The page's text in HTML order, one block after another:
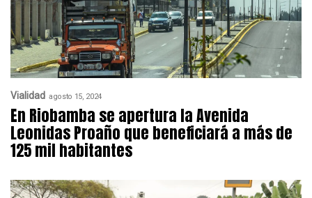
Vialidad agosto 15, 2024
En Riobamba se apertura la Avenida
Leonidas Proaño que beneficiará a más de
125 mil habitantes